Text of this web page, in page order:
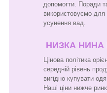
допомогти. Поради
використовуємо для
усунення вад.
НИЗКА НИНА
Цінова політика
середній рівень
вигідно купувати
Наші ціни нижче